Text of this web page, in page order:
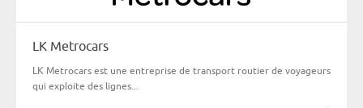
LK Metrocars
LK Metrocars est une entreprise de transport routier de voyageurs
qui exploite des lignes...